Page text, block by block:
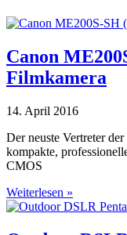
Canon
Filmkamera
14. April 2016
Der neuste Vertreter
kompakte,
CMOS
Weiterlesen »